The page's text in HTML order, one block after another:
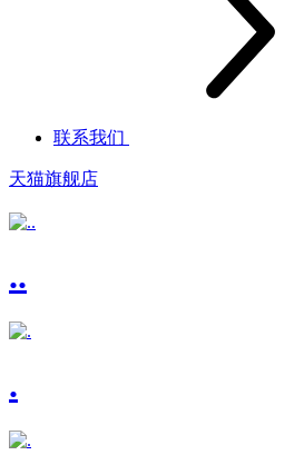
联系我们
天猫旗舰店
..
.